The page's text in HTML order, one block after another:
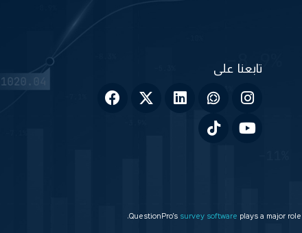
QuestionPro’s survey software plays a major